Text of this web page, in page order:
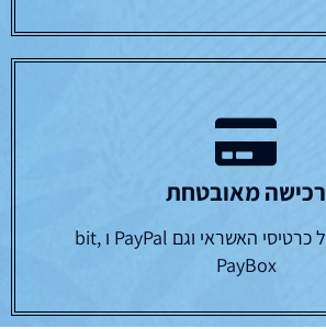
רכישה מאובטחת
עובדים עם כל כרטיסי האשראי וגם PayPal ו bit,
PayBox